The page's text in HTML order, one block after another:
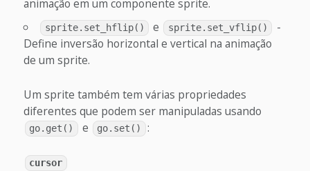
animação em um componente sprite.
sprite.set_hflip() e sprite.set_vflip()
-
Define inversão horizontal e vertical na animação
de um sprite.
Um sprite também tem várias propriedades
diferentes que podem ser manipuladas usando
go.get() e go.set() :
cursor